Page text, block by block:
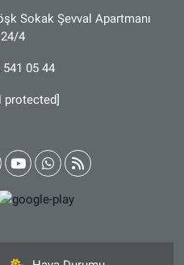
Sokak Şevval Apartmanı
4
541 05 44
protected]